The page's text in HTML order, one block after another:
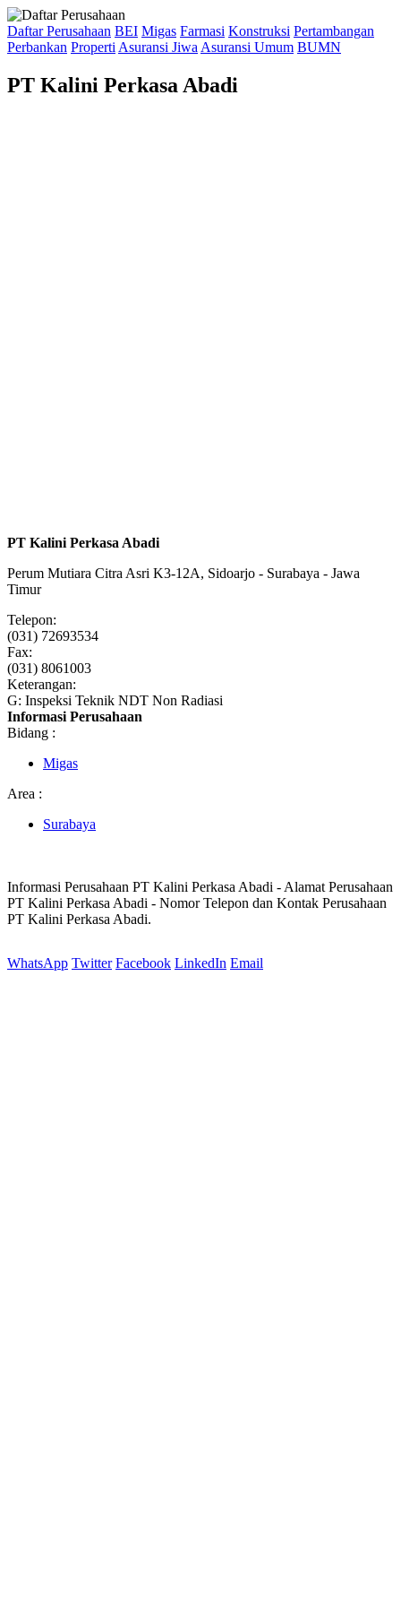
Daftar Perusahaan BEI Migas Farmasi Konstruksi Pertambangan
Perbankan Properti Asuransi Jiwa Asuransi Umum BUMN
PT Kalini Perkasa Abadi
PT Kalini Perkasa Abadi
Perum Mutiara Citra Asri K3-12A, Sidoarjo - Surabaya - Jawa
Timur
Telepon:
(031) 72693534
Fax:
(031) 8061003
Keterangan:
G: Inspeksi Teknik NDT Non Radiasi
Informasi Perusahaan
Bidang :
Migas
Area :
Surabaya
Informasi Perusahaan PT Kalini Perkasa Abadi - Alamat Perusahaan
PT Kalini Perkasa Abadi - Nomor Telepon dan Kontak Perusahaan
PT Kalini Perkasa Abadi.
WhatsApp Twitter Facebook LinkedIn Email